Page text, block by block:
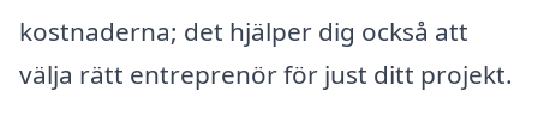
kostnaderna; det hjälper dig också att
välja rätt entreprenör för just ditt projekt.